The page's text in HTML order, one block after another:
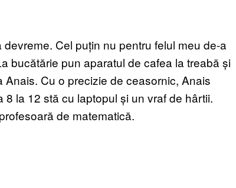
Cel puțin nu pentru felul meu de-a
bucătărie pun aparatul de cafea la treabă și
Cu o precizie de ceasornic, Anais
la 12 stă cu laptopul și un vraf de hârtii.
de matematică.